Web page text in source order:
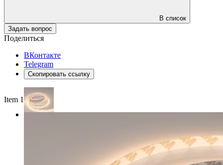
В список
Задать вопрос
Поделиться
ВКонтакте
Telegram
Скопировать ссылку
Item 1 of 4